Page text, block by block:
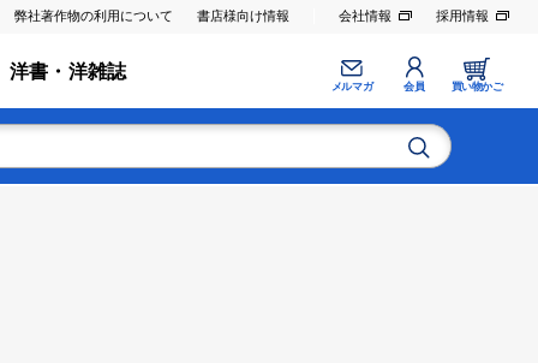
弊社著作物の利用について 書店様向け情報 会社情報 採用情報
洋書・洋雑誌
メルマガ 会員 買い物かご